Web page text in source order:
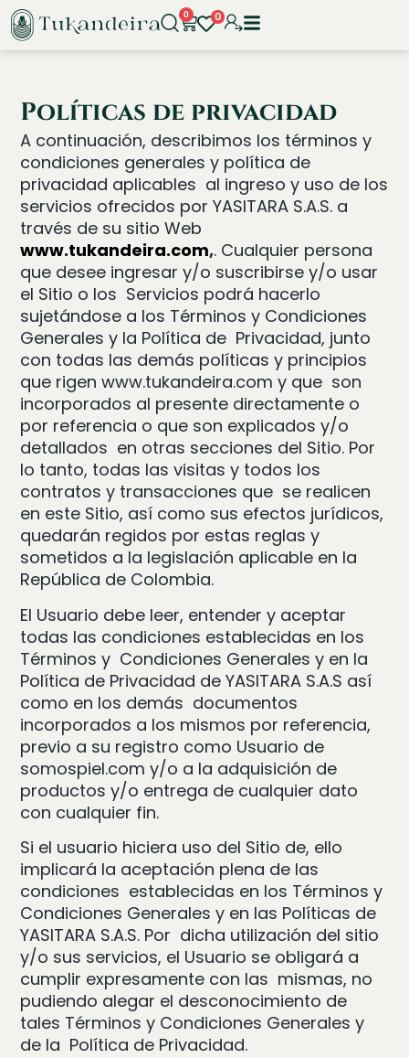
0 0
Políticas de privacidad
A continuación, describimos los términos y
condiciones generales y política de
privacidad aplicables al ingreso y uso de los
servicios ofrecidos por YASITARA S.A.S. a
través de su sitio Web
www.tukandeira.com,. Cualquier persona
que desee ingresar y/o suscribirse y/o usar
el Sitio o los Servicios podrá hacerlo
sujetándose a los Términos y Condiciones
Generales y la Política de Privacidad, junto
con todas las demás políticas y principios
que rigenwww.tukandeira.comy que son
incorporados al presente directamente o
por referencia o que son explicados y/o
detallados en otras secciones del Sitio. Por
lo tanto, todas las visitas y todos los
contratos y transacciones que se realicen
en este Sitio, así como sus efectos jurídicos,
quedarán regidos por estas reglas y
sometidos a la legislación aplicable en la
República de Colombia.
El Usuario debe leer, entender y aceptar
todas las condiciones establecidas en los
Términos y Condiciones Generales y en la
Política de Privacidad de YASITARA S.A.S así
como en los demás documentos
incorporados a los mismos por referencia,
previo a su registro como Usuario de
somospiel.com y/o a la adquisición de
productos y/o entrega de cualquier dato
con cualquier fin.
Si el usuario hiciera uso del Sitio de, ello
implicará la aceptación plena de las
condiciones establecidas en los Términos y
Condiciones Generales y en las Políticas de
YASITARA S.A.S. Por dicha utilización del sitio
y/o sus servicios, el Usuario se obligará a
cumplir expresamente con las mismas, no
pudiendo alegar el desconocimiento de
tales Términos y Condiciones Generales y
de la Política de Privacidad.